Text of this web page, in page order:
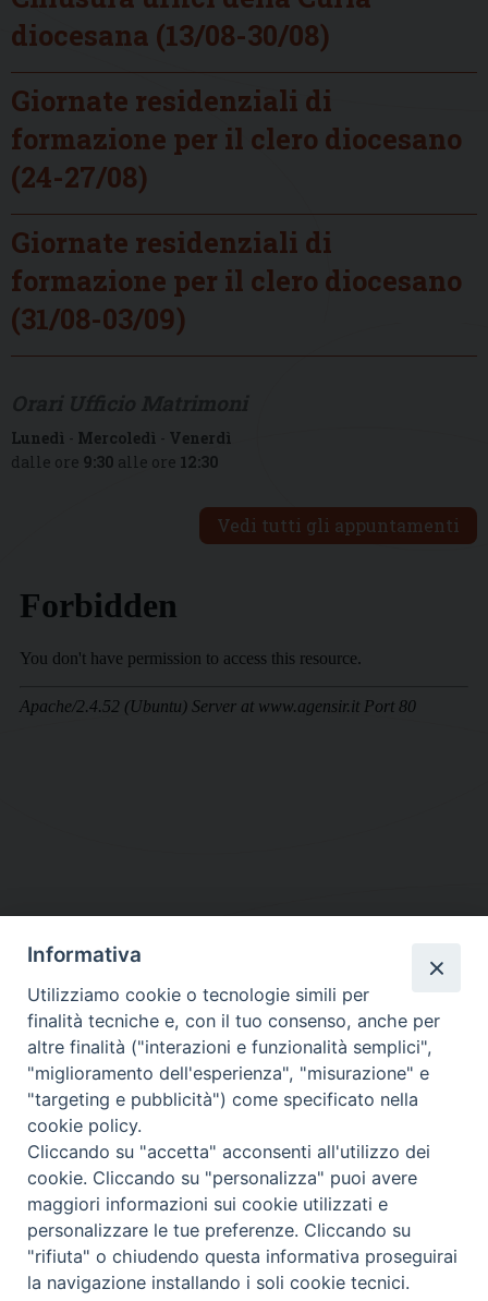
diocesana (13/08-30/08)
Giornate residenziali di
formazione per il clero diocesano
(24-27/08)
Giornate residenziali di
formazione per il clero diocesano
(31/08-03/09)
Lunedì - Mercoledì - Venerdì
dalle ore 9:30 alle ore 12:30
Vedi tutti gli appuntamenti
DIOCESI SUBURBICARIA DI ALBANO
Contatti:Tel.: 06.93268401 - Fax.: 06.9323844
E-mail:curia@diocesidialbano.it
Orari: dal Lunedì al Venerdì Ore: 9:00 - 13:00
Lunedì, Mercoledì e Venerdì, Ore 9:30 - 12:30
Diocesi Suburbicaria di Albano
Copyright © 2021
Informativa
Utilizziamo cookie o tecnologie simili per
finalità tecniche e, con il tuo consenso, anche per
altre finalità ("interazioni e funzionalità semplici",
"miglioramento dell'esperienza", "misurazione" e
"targeting e pubblicità") come specificato nella
cookie policy.
Cliccando su "accetta" acconsenti all'utilizzo dei
cookie. Cliccando su "personalizza" puoi avere
maggiori informazioni sui cookie utilizzati e
personalizzare le tue preferenze. Cliccando su
"rifiuta" o chiudendo questa informativa proseguirai
la navigazione installando i soli cookie tecnici.